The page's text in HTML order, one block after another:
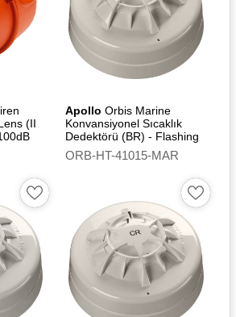
(II
Apollo Orbis Marine
Konvansiyonel Sıcaklık
Dedektörü (BR) - Flashing
Led
ORB-HT-41015-MAR